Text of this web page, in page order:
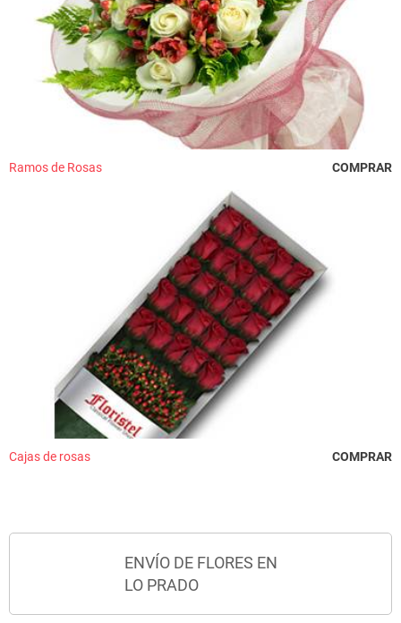
Ramos de Rosas COMPRAR
Cajas de rosas COMPRAR
ENVÍO DE FLORES EN
LO PRADO